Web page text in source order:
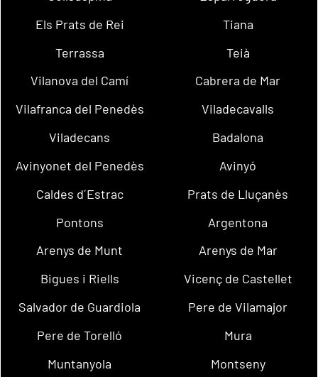
Els Prats de Rei
Tiana
Terrassa
Teià
Vilanova del Camí
Cabrera de Mar
Vilafranca del Penedès
Viladecavalls
Viladecans
Badalona
Avinyonet del Penedès
Avinyó
Caldes d´Estrac
Prats de Lluçanès
Pontons
Argentona
Arenys de Munt
Arenys de Mar
Bigues i Riells
Vicenç de Castellet
Salvador de Guardiola
Pere de Vilamajor
Pere de Torelló
Mura
Muntanyola
Montseny